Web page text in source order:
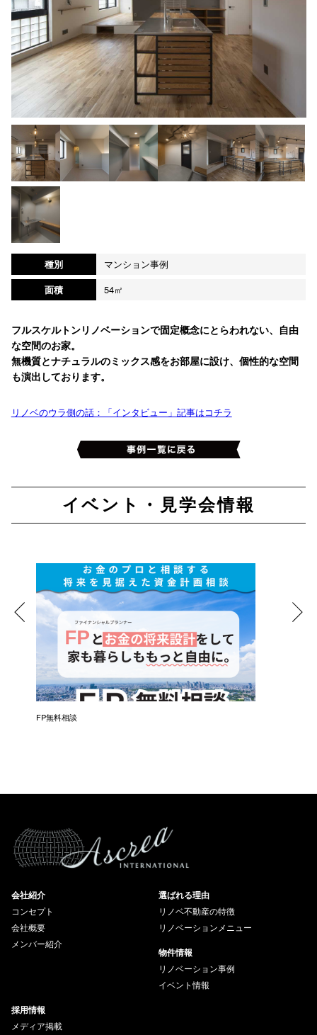
種別
マンション事例
面積
54㎡
フルスケルトンリノベーションで固定概念にとらわれない、自由
な空間のお家。
無機質とナチュラルのミックス感をお部屋に設け、個性的な空間
も演出しております。
リノベのウラ側の話：「インタビュー」記事はコチラ
イベント・見学会情報
FP無料相談
会社紹介
コンセプト
会社概要
メンバー紹介
選ばれる理由
リノベ不動産の特徴
リノベーションメニュー
物件情報
リノベーション事例
イベント情報
採用情報
メディア掲載